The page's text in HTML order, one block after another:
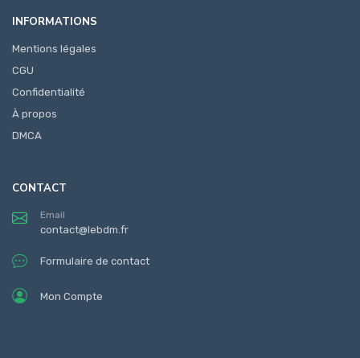
INFORMATIONS
Mentions légales
CGU
Confidentialité
À propos
DMCA
CONTACT
Email
contact@lebdm.fr
Formulaire de contact
Mon Compte